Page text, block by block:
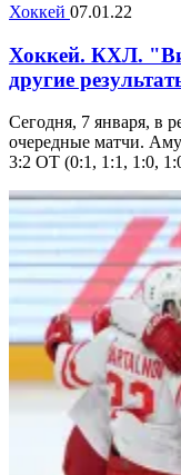
Хоккей 07.01.22
Хоккей. КХЛ.
другие
Сегодня, 7 января, в
очередные матчи.
3:2 ОТ (0:1, 1:1, 1:0,